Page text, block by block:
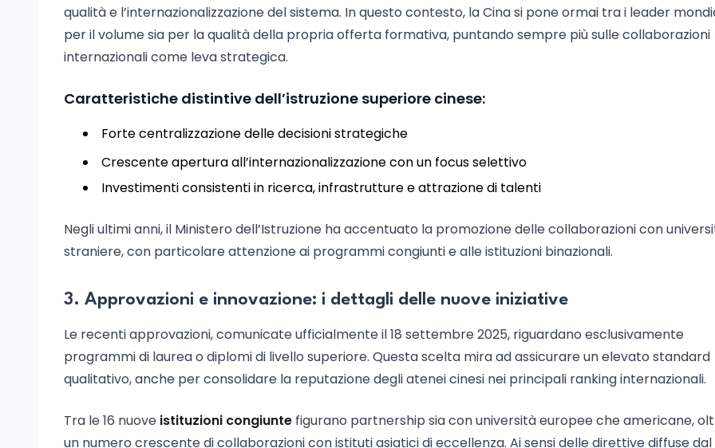
qualità e l’internazionalizzazione del sistema. In questo contesto, la Cina si pone ormai tra i leader
per il volume sia per la qualità della propria offerta formativa, puntando sempre più sulle collaborazioni
internazionali come leva strategica.
Caratteristiche distintive dell’istruzione superiore cinese:
Forte centralizzazione delle decisioni strategiche
Crescente apertura all’internazionalizzazione con un focus selettivo
Investimenti consistenti in ricerca, infrastrutture e attrazione di talenti
Negli ultimi anni, il Ministero dell’Istruzione ha accentuato la promozione delle collaborazioni con
straniere, con particolare attenzione ai programmi congiunti e alle istituzioni binazionali.
3. Approvazioni e innovazione: i dettagli delle nuove iniziative
Le recenti approvazioni, comunicate ufficialmente il 18 settembre 2025, riguardano esclusivamente
programmi di laurea o diplomi di livello superiore. Questa scelta mira ad assicurare un elevato standard
qualitativo, anche per consolidare la reputazione degli atenei cinesi nei principali ranking internazionali.
Tra le 16 nuove istituzioni congiunte figurano partnership sia con università europee che americane,
un numero crescente di collaborazioni con istituti asiatici di eccellenza. Ai sensi delle direttive diffuse dal